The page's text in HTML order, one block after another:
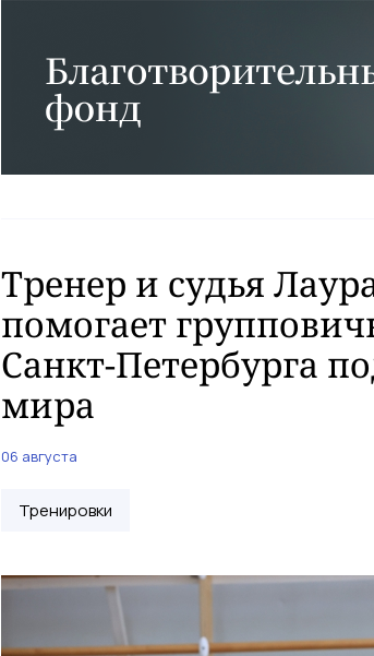
Тренер и судья
помогает
Санкт-Петербурга
мира
06 августа
Тренировки